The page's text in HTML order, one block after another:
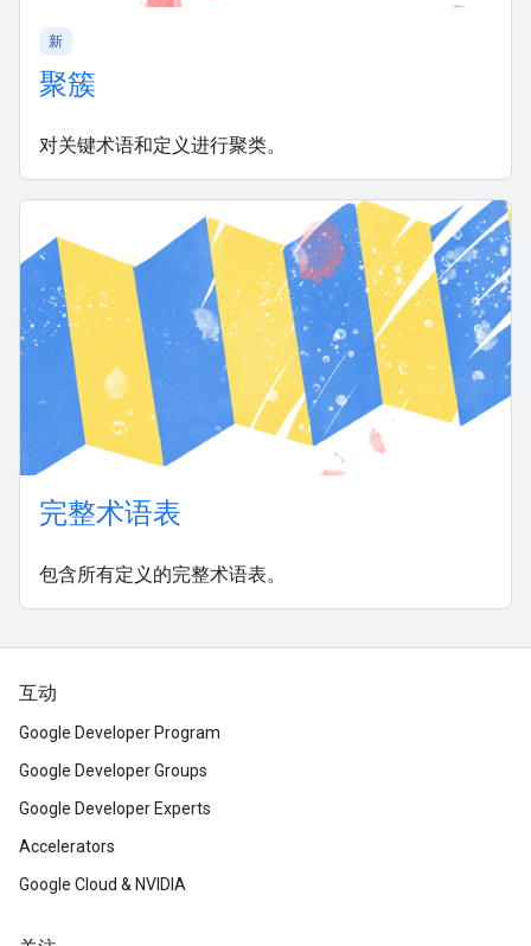
新
聚簇
对关键术语和定义进行聚类。
完整术语表
包含所有定义的完整术语表。
互动
Google Developer Program
Google Developer Groups
Google Developer Experts
Accelerators
Google Cloud & NVIDIA